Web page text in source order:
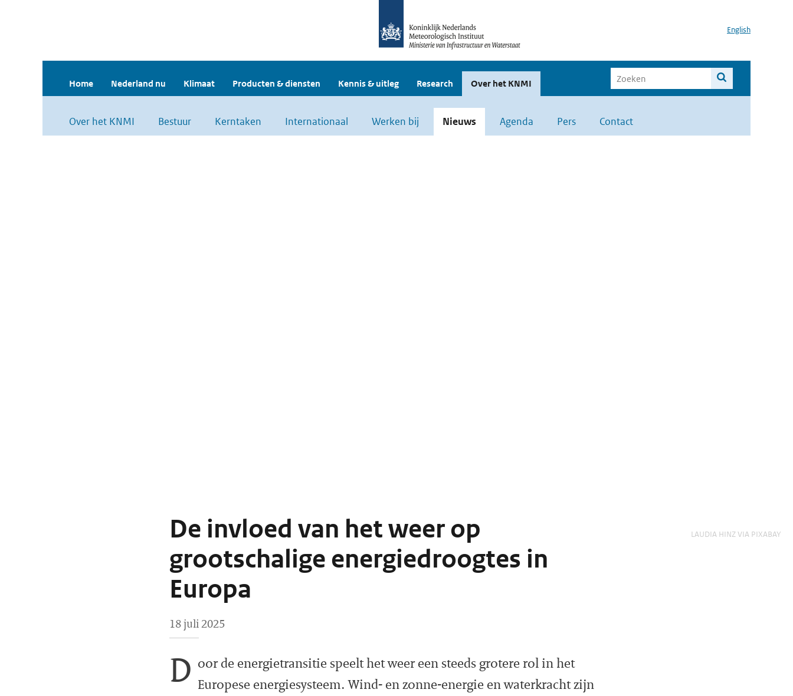
English
Home Nederland nu Klimaat Producten & diensten Kennis & uitleg Research Over het KNMI
Over het KNMI Bestuur Kerntaken Internationaal Werken bij Nieuws Agenda Pers Contact
FOTO: CLAUDIA HINZ VIA PIXABAY
De invloed van het weer op
grootschalige energiedroogtes in
Europa
18 juli 2025
D oor de energietransitie speelt het weer een steeds grotere rol in het
Europese energiesysteem. Wind- en zonne-energie en waterkracht zijn